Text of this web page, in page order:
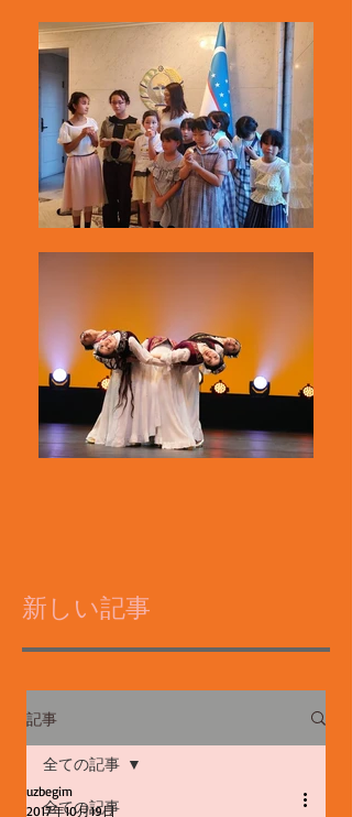
新しい記事
記事
全ての記事
全ての記事
uzbegim
2017年10月19日